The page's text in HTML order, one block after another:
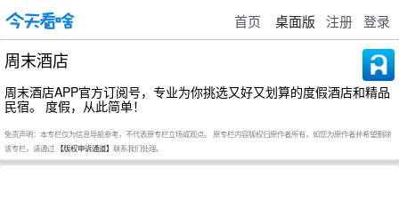
首页 桌面版 注册 登录
周末酒店
周末酒店APP官方订阅号，专业为你挑选又好又划算的度假酒店和精品
民宿。 度假，从此简单！
免责声明：本专栏仅为信息导航参考，不代表原专栏立场或观点。 原专栏内容版权归原作者所有，如您为原作者并希望删除
该专栏，请通过 【版权申诉通道】 联系我们处理。